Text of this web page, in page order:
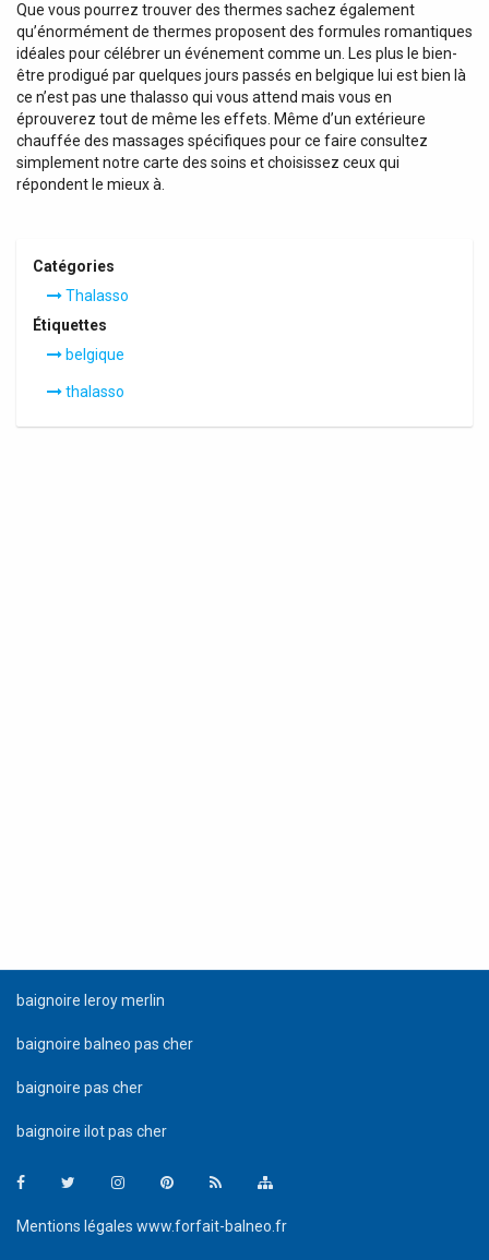
Que vous pourrez trouver des thermes sachez également
qu’énormément de thermes proposent des formules romantiques
idéales pour célébrer un événement comme un. Les plus le bien-
être prodigué par quelques jours passés en belgique lui est bien là
ce n’est pas une thalasso qui vous attend mais vous en
éprouverez tout de même les effets. Même d’un extérieure
chauffée des massages spécifiques pour ce faire consultez
simplement notre carte des soins et choisissez ceux qui
répondent le mieux à.
Catégories
Thalasso
Étiquettes
belgique
thalasso
baignoire leroy merlin
baignoire balneo pas cher
baignoire pas cher
baignoire ilot pas cher
FacebookTwitterInstagramPinterest
Mentions légales www.forfait-balneo.fr